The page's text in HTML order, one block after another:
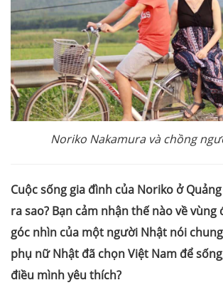
Noriko Nakamura và chồng
Cuộc sống gia đình của Noriko ở
ra sao? Bạn cảm nhận thế nào về vùng
góc nhìn của một người Nhật nói
phụ nữ Nhật đã chọn Việt Nam để
điều mình yêu thích?